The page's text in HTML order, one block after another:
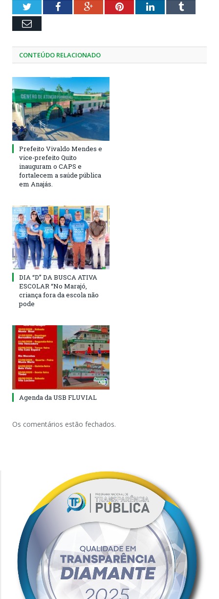
TwitterFacebookGoogle+PinterestLinkedInTumblr
Email
CONTEÚDO RELACIONADO
Prefeito Vivaldo Mendes e
vice-prefeito Quito
inauguram o CAPS e
fortalecem a saúde pública
em Anajás.
DIA “D” DA BUSCA ATIVA
ESCOLAR “No Marajó,
criança fora da escola não
pode
Agenda da USB FLUVIAL
Os comentários estão fechados.